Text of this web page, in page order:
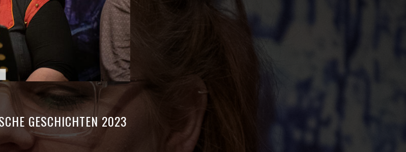
GESCHICHTEN 2023